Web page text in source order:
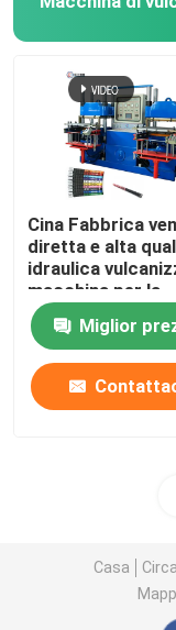
Cina Fabbrica
diretta e alta
idraulica
macchina per la
produzione di
golf presa
Miglior
Casa